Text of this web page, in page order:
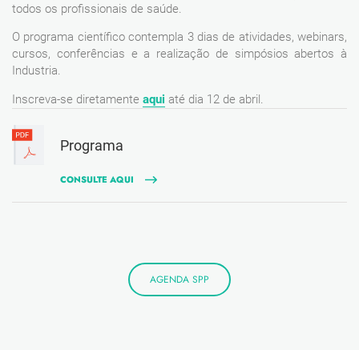
todos os profissionais de saúde.
O programa científico contempla 3 dias de atividades, webinars,
cursos, conferências e a realização de simpósios abertos à
Industria.
Inscreva-se diretamente aqui até dia 12 de abril.
Programa
CONSULTE AQUI
AGENDA SPP